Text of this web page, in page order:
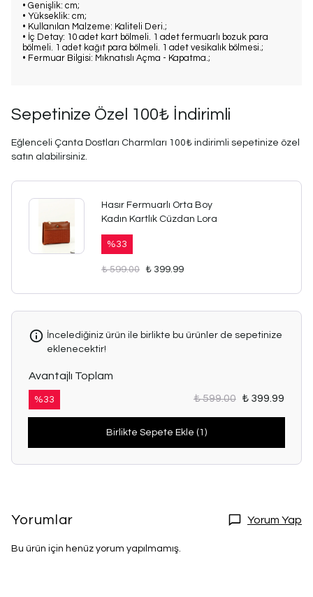
• Genişlik: cm;
• Yükseklik: cm;
• Kullanılan Malzeme: Kaliteli Deri.;
• İç Detay: 10 adet kart bölmeli. 1 adet fermuarlı bozuk para
bölmeli. 1 adet kağıt para bölmeli. 1 adet vesikalık bölmesi.;
• Fermuar Bilgisi: Mıknatıslı Açma - Kapatma.;
Sepetinize Özel 100₺ İndirimli
Eğlenceli Çanta Dostları Charmları 100₺ indirimli sepetinize özel
satın alabilirsiniz.
Hasır Fermuarlı Orta Boy
Kadın Kartlık Cüzdan Lora
%33
₺ 599.00 ₺ 399.99
İncelediğiniz ürün ile birlikte bu ürünler de sepetinize
eklenecektir!
Avantajlı Toplam
%33 ₺ 599.00 ₺ 399.99
Birlikte Sepete Ekle (1)
Yorumlar Yorum Yap
Bu ürün için henüz yorum yapılmamış.